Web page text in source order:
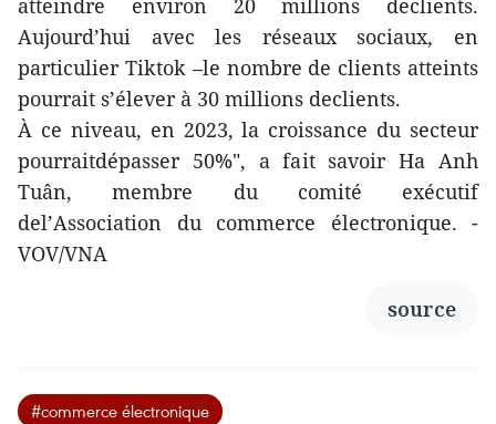
atteindre environ 20 millions declients.
Aujourd’hui avec les réseaux sociaux, en
particulier Tiktok –le nombre de clients atteints
pourrait s’élever à 30 millions declients.
À ce niveau, en 2023, la croissance du secteur
pourraitdépasser 50%", a fait savoir Ha Anh
Tuân, membre du comité exécutif
del’Association du commerce électronique. -
VOV/VNA
source
#commerce électronique